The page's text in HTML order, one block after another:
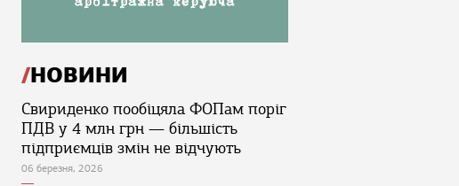
НОВИНИ
Свириденко пообіцяла ФОПам поріг
ПДВ у 4 млн грн — більшість
підприємців змін не відчують
06 березня, 2026